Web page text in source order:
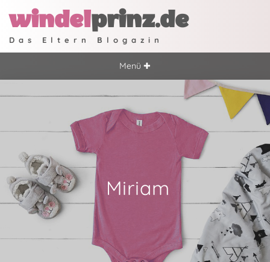
windelprinz.de
Das Eltern Blogazin
Menü ✚
Miriam